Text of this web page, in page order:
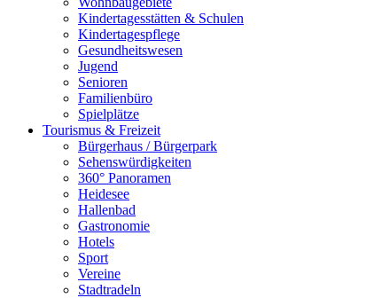
Kindertagesstätten & Schulen
Kindertagespflege
Gesundheitswesen
Jugend
Senioren
Familienbüro
Spielplätze
Tourismus & Freizeit
Bürgerhaus / Bürgerpark
Sehenswürdigkeiten
360° Panoramen
Heidesee
Hallenbad
Gastronomie
Hotels
Sport
Vereine
Stadtradeln